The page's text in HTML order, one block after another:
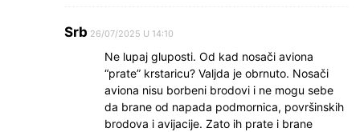
Srb 26/07/2025 U 14:10
Ne lupaj gluposti. Od kad nosači aviona
“prate” krstaricu? Valjda je obrnuto. Nosači
aviona nisu borbeni brodovi i ne mogu sebe
da brane od napada podmornica, površinskih
brodova i avijacije. Zato ih prate i brane